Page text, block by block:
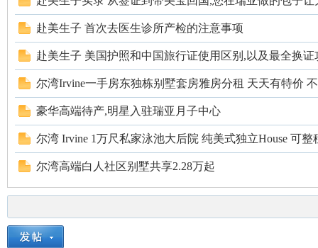
赴美生子 首次去医生诊所产检的注意事项
赴美生子 美国护照和中国旅行证使用区别,以及最全换证
尔湾Irvine一手房东独栋别墅套房雅房分租 天天有特价
豪华高端待产,明星入驻瑞亚月子中心
尔湾 Irvine 1万尺私家泳池大后院 纯美式独立House 可整
尔湾高端白人社区别墅共享2.28万起